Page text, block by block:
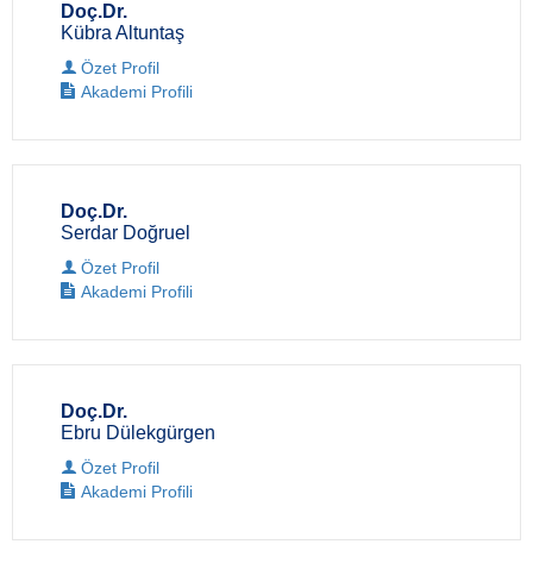
Doç.Dr.
Kübra Altuntaş
Özet Profil
Akademi Profili
Doç.Dr.
Serdar Doğruel
Özet Profil
Akademi Profili
Doç.Dr.
Ebru Dülekgürgen
Özet Profil
Akademi Profili